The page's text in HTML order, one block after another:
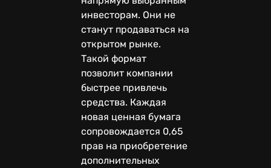
инвесторам. Они не
станут продаваться на
открытом рынке.
Такой формат
позволит компании
быстрее привлечь
средства. Каждая
новая ценная бумага
сопровождается 0,65
прав на приобретение
дополнительных